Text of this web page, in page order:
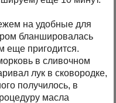
на удобные для
бланшировалась
еще пригодится.
в сливочном
лук в сковородке,
получилось, в
масла